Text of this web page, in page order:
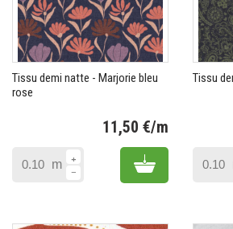
Tissu demi natte - Marjorie bleu
rose
11,50 €/m
m Add to cart
Tissu